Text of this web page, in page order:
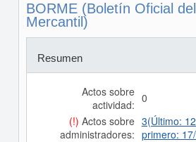
BORME (Boletín Oficial
Mercantil)
Resumen
Actos sobre
actividad: 0
(!) Actos sobre
administradores:
3(Último:
primero: